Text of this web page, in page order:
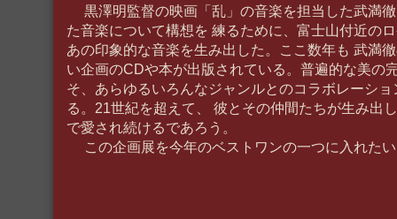
黒澤明監督の映画「乱」の音楽を担当した武満
た音楽について構想を 練るために、富士山付近の
あの印象的な音楽を生み出した。ここ数年も 武満
い企画のCDや本が出版されている。普遍的な美の
そ、あらゆるいろんなジャンルとのコラボレーシ
る。21世紀を超えて、 彼とその仲間たちが生み出
で愛され続けるであろう。
この企画展を今年のベストワンの一つに入れた